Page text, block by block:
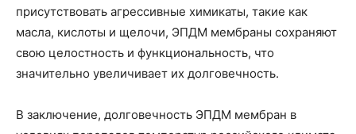
присутствовать агрессивные химикаты, такие как
масла, кислоты и щелочи, ЭПДМ мембраны сохраняют
свою целостность и функциональность, что
значительно увеличивает их долговечность.
В заключение, долговечность ЭПДМ мембран в